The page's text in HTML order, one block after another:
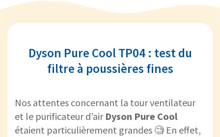
Dyson Pure Cool TP04 : test du
filtre à poussières fines
Nos attentes concernant la tour ventilateur
et le purificateur d’air Dyson Pure Cool
étaient particulièrement grandes 🧐 En effet,